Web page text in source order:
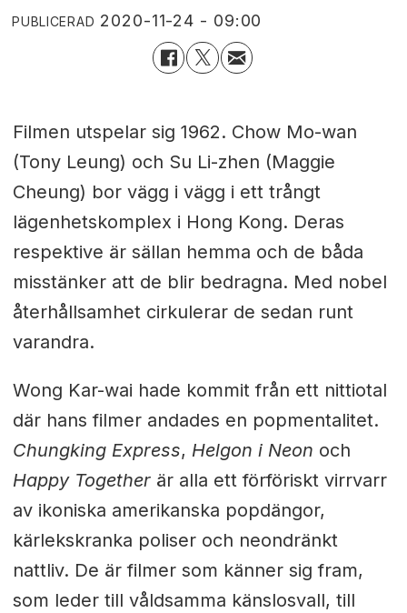
PUBLICERAD 2020-11-24 - 09:00
Filmen utspelar sig 1962. Chow Mo-wan
(Tony Leung) och Su Li-zhen (Maggie
Cheung) bor vägg i vägg i ett trångt
lägenhetskomplex i Hong Kong. Deras
respektive är sällan hemma och de båda
misstänker att de blir bedragna. Med nobel
återhållsamhet cirkulerar de sedan runt
varandra.
Wong Kar-wai hade kommit från ett nittiotal
där hans filmer andades en popmentalitet.
Chungking Express, Helgon i Neon och
Happy Together är alla ett förföriskt virrvarr
av ikoniska amerikanska popdängor,
kärlekskranka poliser och neondränkt
nattliv. De är filmer som känner sig fram,
som leder till våldsamma känslosvall, till